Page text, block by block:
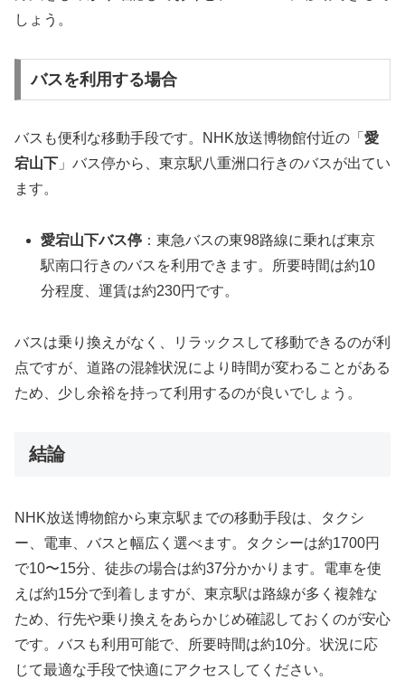
しょう。
バスを利用する場合
バスも便利な移動手段です。NHK放送博物館付近の「 愛
宕山下 」バス停から、東京駅八重洲口行きのバスが出てい
ます。
愛宕山下バス停 ：東急バスの東98路線に乗れば東京
駅南口行きのバスを利用できます。所要時間は約10
分程度、運賃は約230円です。
バスは乗り換えがなく、リラックスして移動できるのが利
点ですが、道路の混雑状況により時間が変わることがある
ため、少し余裕を持って利用するのが良いでしょう。
結論
NHK放送博物館から東京駅までの移動手段は、タクシ
ー、電車、バスと幅広く選べます。タクシーは約1700円
で10〜15分、徒歩の場合は約37分かかります。電車を使
えば約15分で到着しますが、東京駅は路線が多く複雑な
ため、行先や乗り換えをあらかじめ確認しておくのが安心
です。バスも利用可能で、所要時間は約10分。状況に応
じて最適な手段で快適にアクセスしてください。